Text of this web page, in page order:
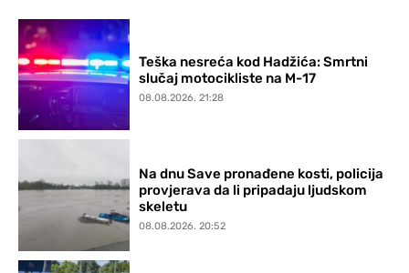
Teška nesreća kod Hadžića: Smrtni
slučaj motocikliste na M-17
08.08.2026. 21:28
Na dnu Save pronađene kosti, policija
provjerava da li pripadaju ljudskom
skeletu
08.08.2026. 20:52